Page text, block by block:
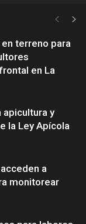
terreno para
en La
apicultura y
la Ley Apícola
a
monitorear